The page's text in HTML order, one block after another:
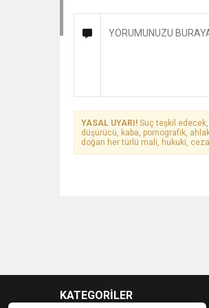
YASAL UYARI! Suç teşkil edecek,
düşürücü, kaba, pornografik,
doğan her türlü mali, hukuki,
KATEGORİLER